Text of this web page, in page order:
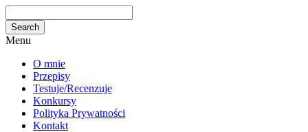
Menu
O mnie
Przepisy
Testuje/Recenzuje
Konkursy
Polityka Prywatności
Kontakt